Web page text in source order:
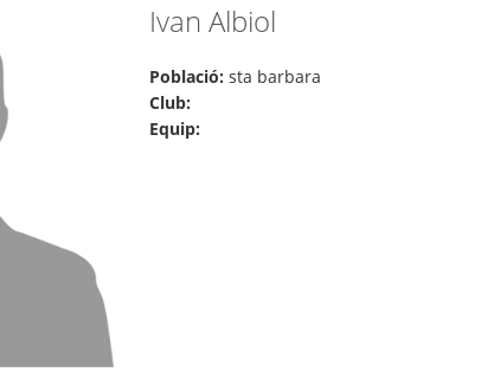
Ivan Albiol
Població: sta barbara
Club:
Equip: